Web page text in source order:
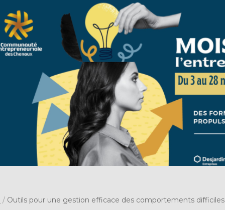
/ Outils pour une gestion efficace des comportements difficiles